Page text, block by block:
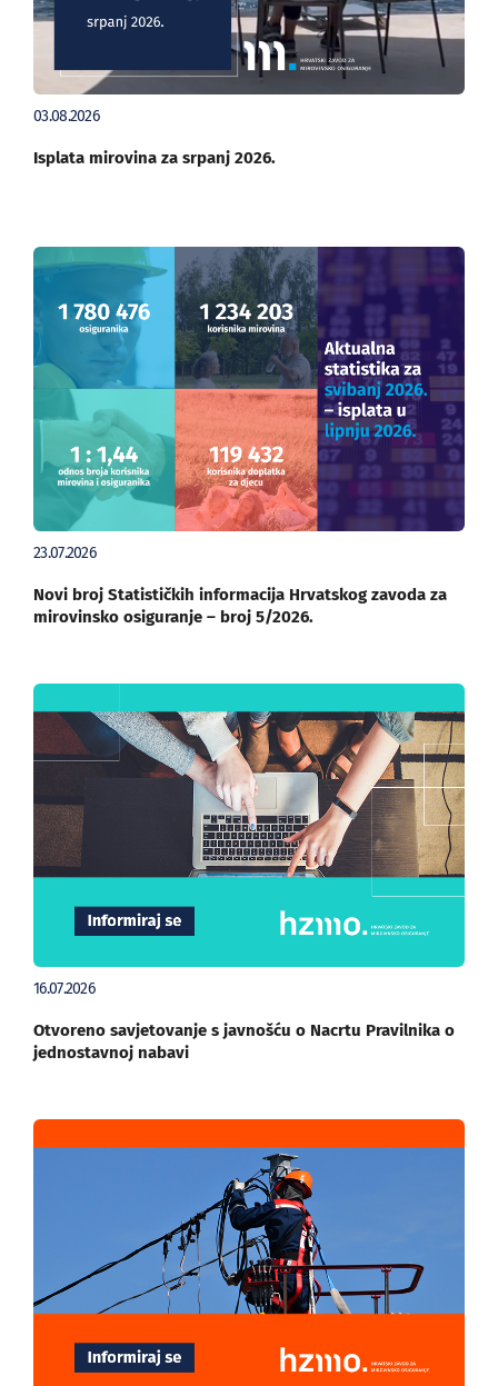
03.08.2026
Isplata mirovina za srpanj 2026.
23.07.2026
Novi broj Statističkih informacija Hrvatskog zavoda za
mirovinsko osiguranje – broj 5/2026.
16.07.2026
Otvoreno savjetovanje s javnošću o Nacrtu Pravilnika o
jednostavnoj nabavi